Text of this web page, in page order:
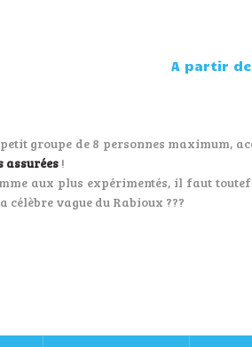
A partir de
groupe de 8 personnes maximum,
assurées !
aux plus expérimentés, il faut
vague du Rabioux ???